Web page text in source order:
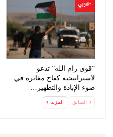
-عربي
“قوى رام الله” تدعو
لاستراتيجية كفاح مغايرة في
ضوء الإبادة والتطهير…
السابق المزيد